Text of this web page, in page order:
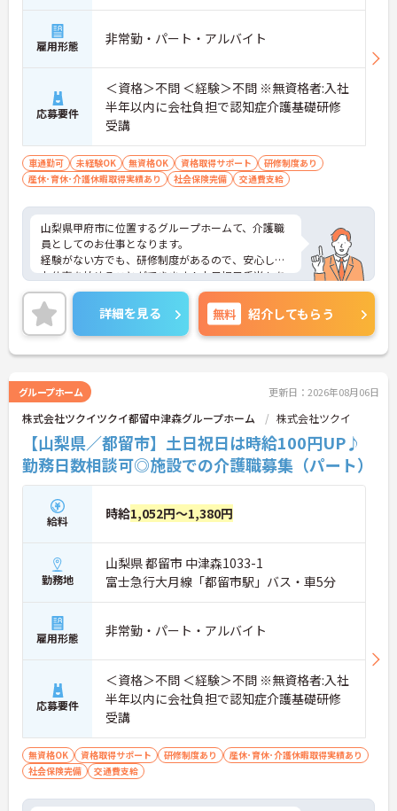
雇用形態 非常勤・パート・アルバイト
応募要件
＜資格＞不問 ＜経験＞不問 ※無資格者:入社
半年以内に会社負担で認知症介護基礎研修
受講
車通勤可 未経験OK 無資格OK 資格取得サポート
研修制度あり
産休･育休･介護休暇取得実績あり
社会保険完備 交通費支給
山梨県甲府市に位置するグループホームて、介護職
員としてのお仕事となります。
経験がない方でも、研修制度があるので、安心して
お仕事を始めることができます！土日祝日手当もあ
り、頑張った分お給料もUPできます◎
ご興味ある方は面接ポイントをお伝えしますので、
お気軽にお問い合わせください♪
詳細を見る 無料 紹介してもらう
グループホーム 更新日：2026年08月06日
株式会社ツクイツクイ都留中津森グループホーム 株式会社ツクイ
【山梨県／都留市】土日祝日は時給100円UP♪
勤務日数相談可◎施設での介護職募集（パート）
給料 時給1,052円～1,380円
勤務地
山梨県 都留市 中津森1033-1
富士急行大月線「都留市駅」バス・車5分
雇用形態 非常勤・パート・アルバイト
応募要件
＜資格＞不問 ＜経験＞不問 ※無資格者:入社
半年以内に会社負担で認知症介護基礎研修
受講
無資格OK 資格取得サポート 研修制度あり
産休･育休･介護休暇取得実績あり
社会保険完備
交通費支給